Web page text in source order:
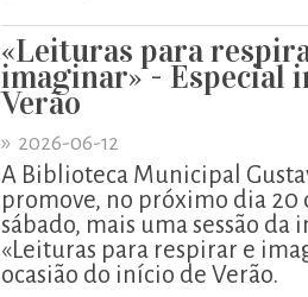
«Leituras para
imaginar» - Especial
Verão
» 2026-06-12
A Biblioteca Municipal
promove, no próximo dia 20
sábado, mais uma sessão da
«Leituras para respirar e
ocasião do início de Verão.